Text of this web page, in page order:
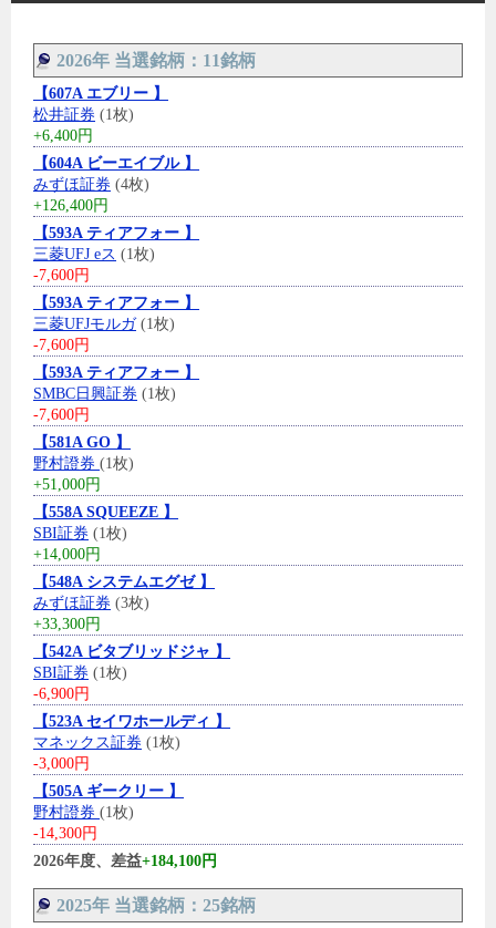
2026年 当選銘柄：11銘柄
【607A エブリー 】
松井証券 (1枚)
+6,400円
【604A ビーエイブル 】
みずほ証券 (4枚)
+126,400円
【593A ティアフォー 】
三菱UFJ eス (1枚)
-7,600円
【593A ティアフォー 】
三菱UFJモルガ(1枚)
-7,600円
【593A ティアフォー 】
SMBC日興証券 (1枚)
-7,600円
【581A GO 】
野村證券 (1枚)
+51,000円
【558A SQUEEZE 】
SBI証券 (1枚)
+14,000円
【548A システムエグゼ 】
みずほ証券 (3枚)
+33,300円
【542A ビタブリッドジャ 】
SBI証券 (1枚)
-6,900円
【523A セイワホールディ 】
マネックス証券 (1枚)
-3,000円
【505A ギークリー 】
野村證券 (1枚)
-14,300円
2026年度、差益+184,100円
2025年 当選銘柄：25銘柄